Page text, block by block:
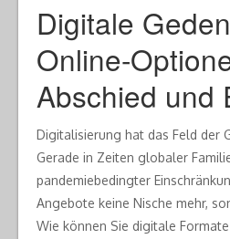
Digitale
Online-
Abschied und
Digitalisierung hat das Feld der
Gerade in Zeiten globaler
pandemiebedingter
Angebote keine Nische mehr,
Wie können Sie digitale